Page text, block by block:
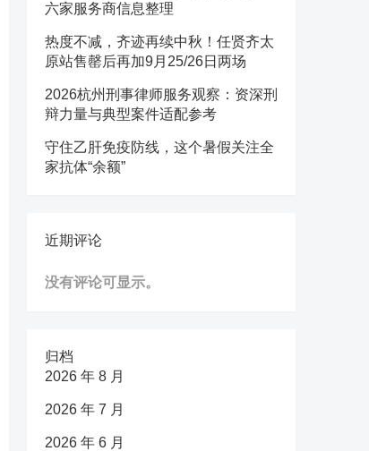
六家服务商信息整理
热度不减，齐迹再续中秋！任贤齐太
原站售罄后再加9月25/26日两场
2026杭州刑事律师服务观察：资深刑
辩力量与典型案件适配参考
守住乙肝免疫防线，这个暑假关注全
家抗体“余额”
近期评论
没有评论可显示。
归档
2026 年 8 月
2026 年 7 月
2026 年 6 月